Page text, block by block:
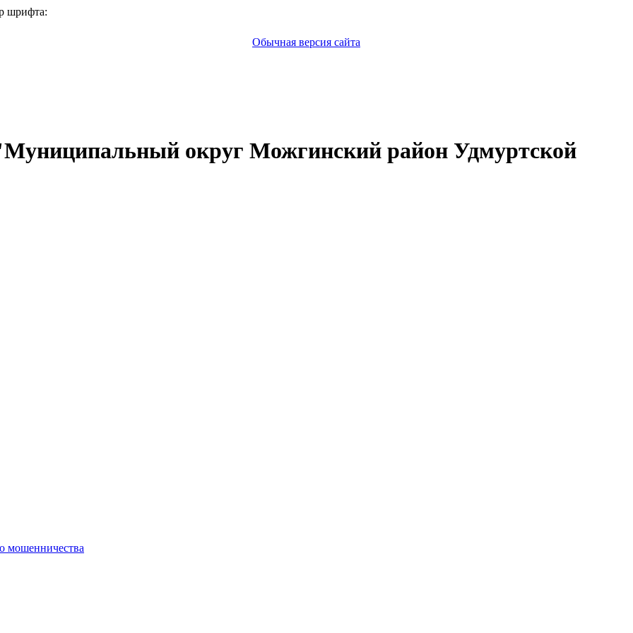
шрифта:
Обычная версия сайта
округ Можгинский район Удмуртской
мошенничества